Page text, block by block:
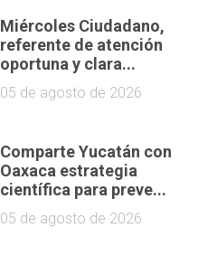
Miércoles Ciudadano,
referente de atención
oportuna y clara...
05 de agosto de 2026
Comparte Yucatán con
Oaxaca estrategia
científica para preve...
05 de agosto de 2026